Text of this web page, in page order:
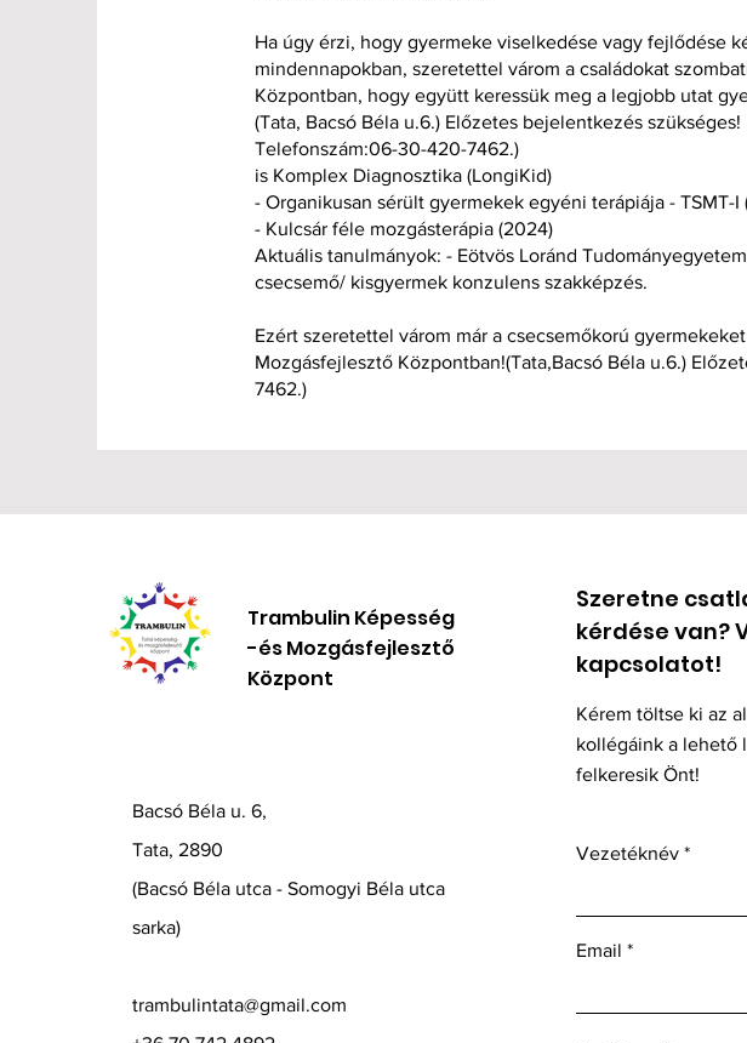
Ha úgy érzi, hogy gyermeke viselkedése vagy fejlődése
mindennapokban, szeretettel várom a családokat
Központban, hogy együtt keressük meg a legjobb utat
(Tata, Bacsó Béla u.6.) Előzetes bejelentkezés szükséges!
Telefonszám:06-30-420-7462.)
is Komplex Diagnosztika (LongiKid)
- Organikusan sérült gyermekek egyéni terápiája - TSMT-I
- Kulcsár féle mozgásterápia (2024)
Aktuális tanulmányok: - Eötvös Loránd
csecsemő/ kisgyermek konzulens szakképzés.
Ezért szeretettel várom már a csecsemőkorú
Mozgásfejlesztő Központban!(Tata,Bacsó Béla u.6.)
7462.)
Trambulin Képesség
-és Mozgásfejlesztő
Központ
Bacsó Béla u. 6,
Tata, 2890
(Bacsó Béla utca - Somogyi Béla utca
sarka)
trambulintata@gmail.com
Szeretne
kérdése van?
kapcsolatot!
Kérem töltse ki az
kollégáink a lehető
felkeresik Önt!
Vezetéknév
Email